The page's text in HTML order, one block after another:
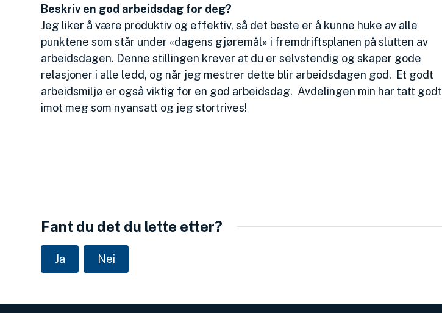
Beskriv en god arbeidsdag for deg?
Jeg liker å være produktiv og effektiv, så det beste er å kunne huke av alle
punktene som står under «dagens gjøremål» i fremdriftsplanen på slutten av
arbeidsdagen. Denne stillingen krever at du er selvstendig og skaper gode
relasjoner i alle ledd, og når jeg mestrer dette blir arbeidsdagen god. Et godt
arbeidsmiljø er også viktig for en god arbeidsdag. Avdelingen min har tatt godt
imot meg som nyansatt og jeg stortrives!
Fant du det du lette etter?
Ja Nei